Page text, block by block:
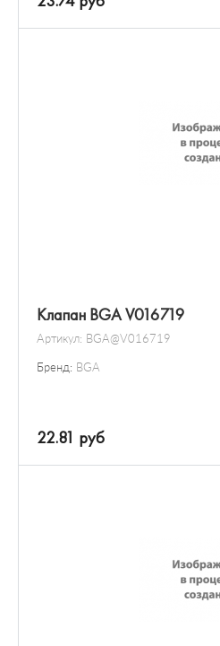
Клапан BGA V016719
Артикул: BGA@V016719
Бренд: BGA
22.81 руб